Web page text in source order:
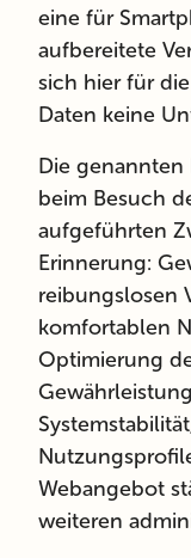
eine für
aufbereitete
sich hier für
Daten keine
Die
beim Besuch
aufgeführten
Erinnerung:
reibungslosen
komfortablen
Optimierung
Webangebot
weiteren